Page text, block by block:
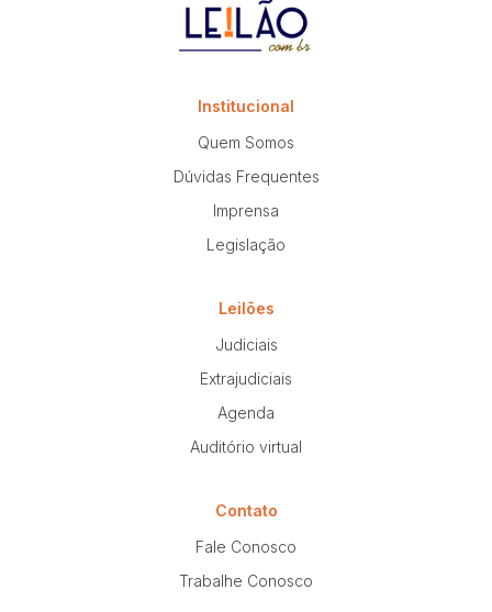
Institucional
Quem Somos
Dúvidas Frequentes
Imprensa
Legislação
Leilões
Judiciais
Extrajudiciais
Agenda
Auditório virtual
Contato
Fale Conosco
Trabalhe Conosco